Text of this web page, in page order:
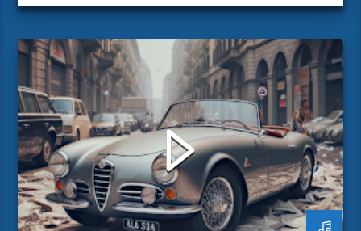
approfondito delle notizie del giorno, senza fermarsi alla